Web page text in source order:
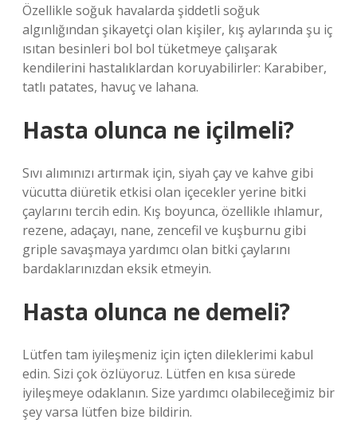
Özellikle soğuk havalarda şiddetli soğuk
algınlığından şikayetçi olan kişiler, kış aylarında şu iç
ısıtan besinleri bol bol tüketmeye çalışarak
kendilerini hastalıklardan koruyabilirler: Karabiber,
tatlı patates, havuç ve lahana.
Hasta olunca ne içilmeli?
Sıvı alımınızı artırmak için, siyah çay ve kahve gibi
vücutta diüretik etkisi olan içecekler yerine bitki
çaylarını tercih edin. Kış boyunca, özellikle ıhlamur,
rezene, adaçayı, nane, zencefil ve kuşburnu gibi
griple savaşmaya yardımcı olan bitki çaylarını
bardaklarınızdan eksik etmeyin.
Hasta olunca ne demeli?
Lütfen tam iyileşmeniz için içten dileklerimi kabul
edin. Sizi çok özlüyoruz. Lütfen en kısa sürede
iyileşmeye odaklanın. Size yardımcı olabileceğimiz bir
şey varsa lütfen bize bildirin.